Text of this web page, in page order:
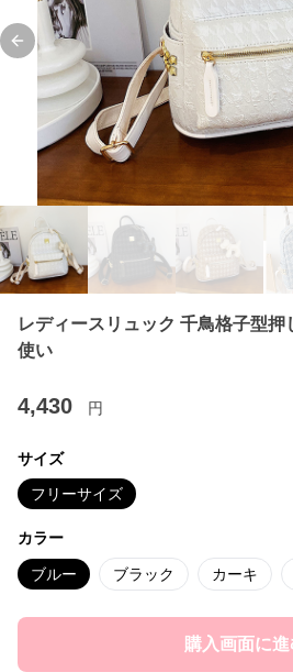
Previous slide
レディースリュック 千鳥格子型
使い
4,430 円
サイズ
フリーサイズ
カラー
ブルー ブラック カーキ
購入画面に